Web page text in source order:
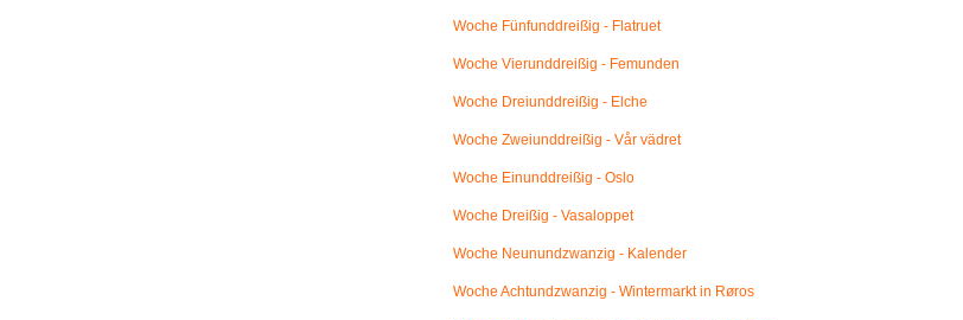
Woche Fünfunddreißig - Flatruet
Woche Vierunddreißig - Femunden
Woche Dreiunddreißig - Elche
Woche Zweiunddreißig - Vår vädret
Woche Einunddreißig - Oslo
Woche Dreißig - Vasaloppet
Woche Neunundzwanzig - Kalender
Woche Achtundzwanzig - Wintermarkt in Røros